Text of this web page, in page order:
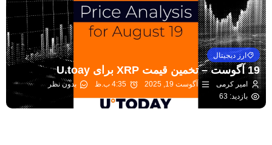
ارز دیجیتال
19 آگوست – تخمین قیمت XRP برای U.toay
امیر کرمی آگوست 19, 2025 4:35 ب.ظ
بدون نظر
بازدید: 63